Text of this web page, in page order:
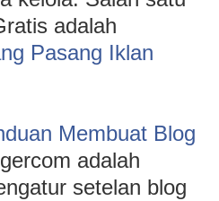
adalah
Pasang Iklan
Membuat Blog
adalah
setelan blog